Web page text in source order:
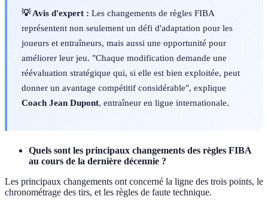
💡 Avis d'expert : Les changements de règles FIBA
représentent non seulement un défi d'adaptation pour les
joueurs et entraîneurs, mais aussi une opportunité pour
améliorer leur jeu. "Chaque modification demande une
réévaluation stratégique qui, si elle est bien exploitée, peut
donner un avantage compétitif considérable", explique
Coach Jean Dupont, entraîneur en ligue internationale.
Quels sont les principaux changements des règles FIBA
au cours de la dernière décennie ?
Les principaux changements ont concerné la ligne des trois points, le
chronométrage des tirs, et les règles de faute technique.